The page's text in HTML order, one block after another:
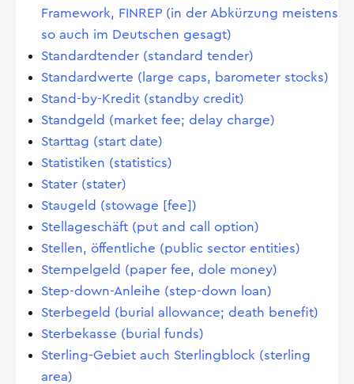
Framework, FINREP (in der Abkürzung meistens
so auch im Deutschen gesagt)
Standardtender (standard tender)
Standardwerte (large caps, barometer stocks)
Stand-by-Kredit (standby credit)
Standgeld (market fee; delay charge)
Starttag (start date)
Statistiken (statistics)
Stater (stater)
Staugeld (stowage [fee])
Stellageschäft (put and call option)
Stellen, öffentliche (public sector entities)
Stempelgeld (paper fee, dole money)
Step-down-Anleihe (step-down loan)
Sterbegeld (burial allowance; death benefit)
Sterbekasse (burial funds)
Sterling-Gebiet auch Sterlingblock (sterling
area)